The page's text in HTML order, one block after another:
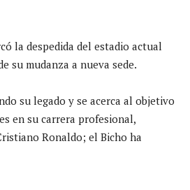
la despedida del estadio actual
su mudanza a nueva sede.
su legado y se acerca al objetivo
en su carrera profesional,
Ronaldo; el Bicho ha